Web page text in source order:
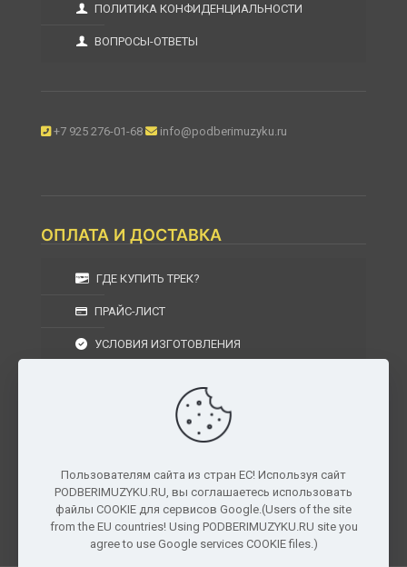
ПОЛИТИКА КОНФИДЕНЦИАЛЬНОСТИ
ВОПРОСЫ-ОТВЕТЫ
+7 925 276-01-68 info@podberimuzyku.ru
ОПЛАТА И ДОСТАВКА
ГДЕ КУПИТЬ ТРЕК?
ПРАЙС-ЛИСТ
УСЛОВИЯ ИЗГОТОВЛЕНИЯ
УСЛОВИЯ ВОЗВРАТА
г. Москва, Московская область, Центральный
федеральный округ, РФ, Россия
Пользователям сайта из стран ЕС! Используя сайт
PODBERIMUZYKU.RU, вы соглашаетесь использовать
файлы COOKIE для сервисов Google.(Users of the site
from the EU countries! Using PODBERIMUZYKU.RU site you
agree to use Google services COOKIE files.)